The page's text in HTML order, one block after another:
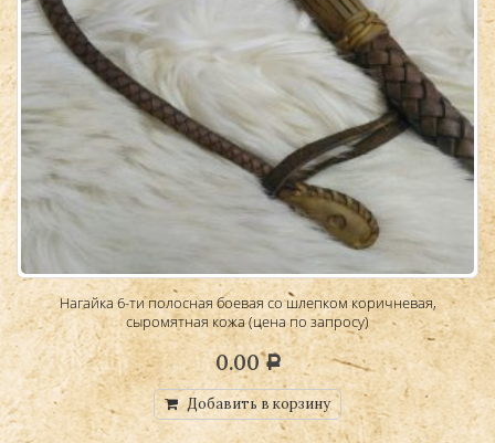
Нагайка 6-ти полосная боевая со шлепком коричневая,
сыромятная кожа (цена по запросу)
0.00Р
Добавить в корзину